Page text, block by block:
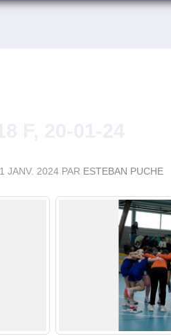
JANV. 2024PAR ESTEBAN PUCHE